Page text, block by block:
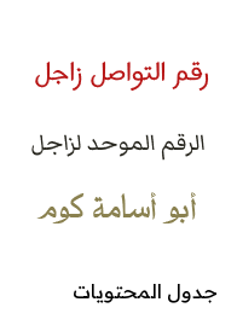
جدول المحتويات